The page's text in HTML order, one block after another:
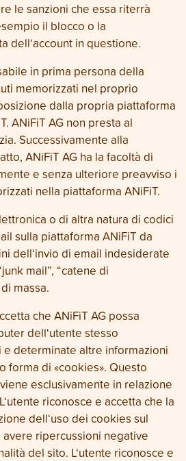
le sanzioni che essa riterrà
il blocco o la
dell‘account in questione.
in prima persona della
memorizzati nel proprio
dalla propria piattaforma
ANiFiT AG non presta al
Successivamente alla
ANiFiT AG ha la facoltà di
e senza ulteriore preavviso i
nella piattaforma ANiFiT.
o di altra natura di codici
sulla piattaforma ANiFiT da
dell‘invio di email indesiderate
mail”, “catene di
massa.
che ANiFiT AG possa
dell‘utente stesso
determinate altre informazioni
forma di «cookies». Questo
esclusivamente in relazione
riconosce e accetta che la
dell‘uso dei cookies sul
ripercussioni negative
del sito. L‘utente riconosce e